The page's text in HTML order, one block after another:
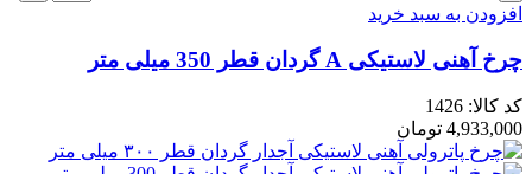
افزودن به سبد خرید
چرخ آهنی لاستیکی A گردان قطر 350 میلی متر
کد کالا: 1426
4,933,000 تومان